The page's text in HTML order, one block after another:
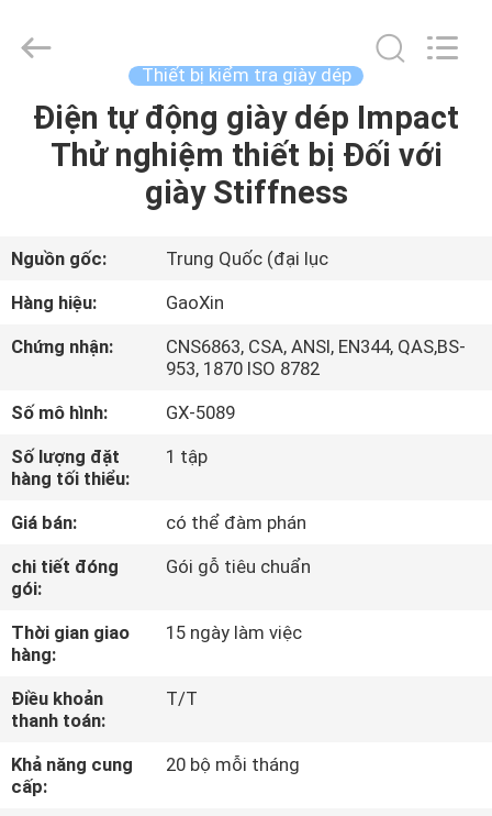
TRANG
CHỦ
SẢN
PHẨM
CHÚNG
TÔI
THAM
QUAN
NHÀ
MÁY
KIỂM
SOÁT
CHẤT
Ltd.，.
Thiết bị kiểm tra giày dép
Điện tự động giày dép Impact
Thử nghiệm thiết bị Đối với
giày Stiffness
Nguồn gốc:
Trung Quốc (đại lục
Hàng hiệu:
GaoXin
Chứng nhận:
CNS6863, CSA, ANSI, EN344, QAS,BS-
953, 1870 ISO 8782
Số mô hình:
GX-5089
Số lượng đặt
hàng tối thiểu:
1 tập
Giá bán:
có thể đàm phán
chi tiết đóng
gói:
Gói gỗ tiêu chuẩn
Thời gian giao
hàng:
15 ngày làm việc
Điều khoản
thanh toán:
T/T
Khả năng cung
cấp:
20 bộ mỗi tháng